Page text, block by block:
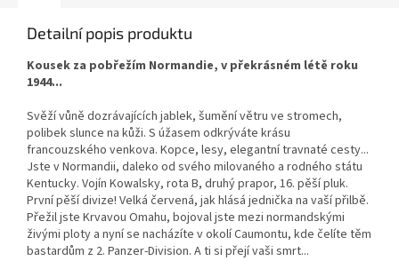
Detailní popis produktu
Kousek za pobřežím Normandie, v překrásném létě roku
1944...
Svěží vůně dozrávajících jablek, šumění větru ve stromech,
polibek slunce na kůži. S úžasem odkrýváte krásu
francouzského venkova. Kopce, lesy, elegantní travnaté cesty...
Jste v Normandii, daleko od svého milovaného a rodného státu
Kentucky. Vojín Kowalsky, rota B, druhý prapor, 16. pěší pluk.
První pěší divize! Velká červená, jak hlásá jednička na vaší přilbě.
Přežil jste Krvavou Omahu, bojoval jste mezi normandskými
živými ploty a nyní se nacházíte v okolí Caumontu, kde čelíte těm
bastardům z 2. Panzer-Division. A ti si přejí vaši smrt...